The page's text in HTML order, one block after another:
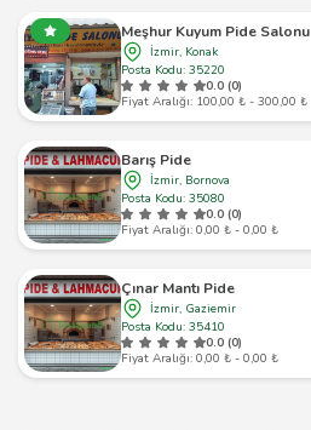
Meşhur Kuyum Pide Salonu
İzmir, Konak
Posta Kodu: 35220
0.0 (0)
Fiyat Aralığı: 100,00 ₺ - 300,00 ₺
Barış Pide
İzmir, Bornova
Posta Kodu: 35080
0.0 (0)
Fiyat Aralığı: 0,00 ₺ - 0,00 ₺
Çınar Mantı Pide
İzmir, Gaziemir
Posta Kodu: 35410
0.0 (0)
Fiyat Aralığı: 0,00 ₺ - 0,00 ₺